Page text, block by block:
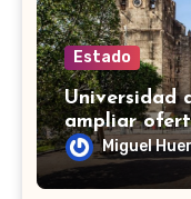
Estado
Universidad
ampliar
para cubrir
Miguel